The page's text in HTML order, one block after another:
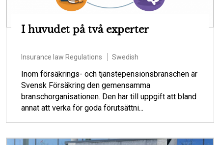
I huvudet på två experter
Insurance law Regulations Swedish
Inom försäkrings- och tjänstepensionsbranschen är
Svensk Försäkring den gemensamma
branschorganisationen. Den har till uppgift att bland
annat att verka för goda förutsättni...